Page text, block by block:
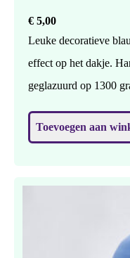
€ 5,00
Leuke decoratieve
effect op het dakje. Handgemaakt. Gegoten, gebakken,
geglazuurd op 1300 graden. H 4 tot 8 cm.
Toevoegen aan